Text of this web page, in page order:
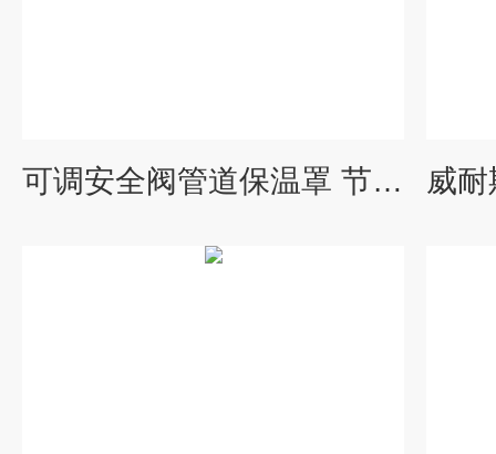
可调安全阀管道保温罩 节能降耗 改善工作环境 威耐斯保温